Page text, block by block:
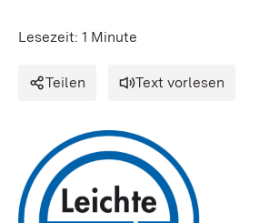
Lesezeit: 1 Minute
Teilen Text vorlesen